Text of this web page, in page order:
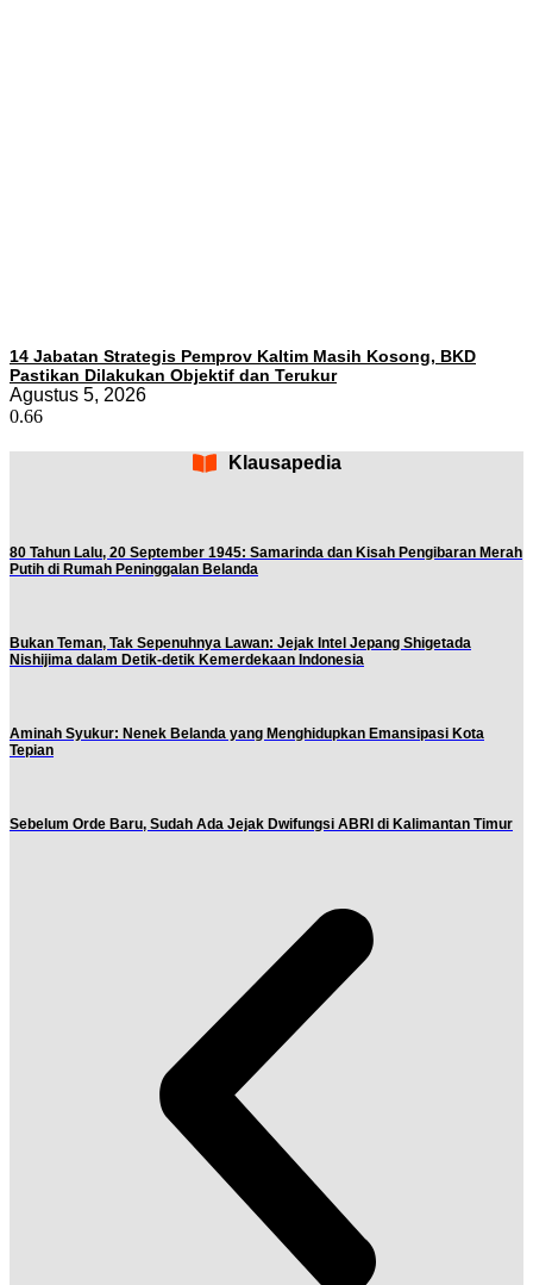
14 Jabatan Strategis Pemprov Kaltim Masih Kosong, BKD
Pastikan Dilakukan Objektif dan Terukur
Agustus 5, 2026
Klausapedia
80 Tahun Lalu, 20 September 1945: Samarinda dan Kisah Pengibaran Merah
Putih di Rumah Peninggalan Belanda
Bukan Teman, Tak Sepenuhnya Lawan: Jejak Intel Jepang Shigetada
Nishijima dalam Detik-detik Kemerdekaan Indonesia
Aminah Syukur: Nenek Belanda yang Menghidupkan Emansipasi Kota
Tepian
Sebelum Orde Baru, Sudah Ada Jejak Dwifungsi ABRI di Kalimantan Timur